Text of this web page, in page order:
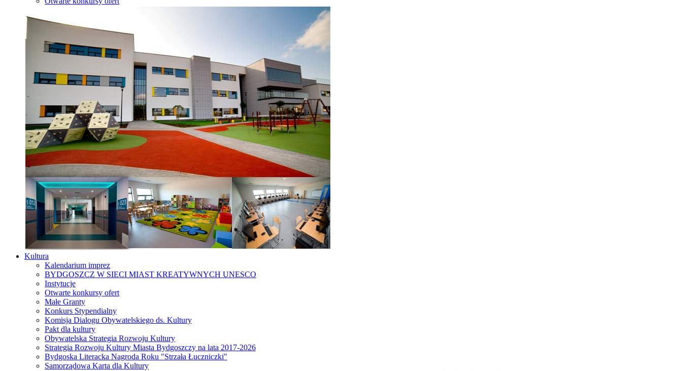
Kultura
Kalendarium imprez
BYDGOSZCZ W SIECI MIAST KREATYWNYCH UNESCO
Instytucje
Otwarte konkursy ofert
Małe Granty
Konkurs Stypendialny
Komisja Dialogu Obywatelskiego ds. Kultury
Pakt dla kultury
Obywatelska Strategia Rozwoju Kultury
Strategia Rozwoju Kultury Miasta Bydgoszczy na lata 2017-2026
Bydgoska Literacka Nagroda Roku "Strzała Łuczniczki"
Samorządowa Karta dla Kultury